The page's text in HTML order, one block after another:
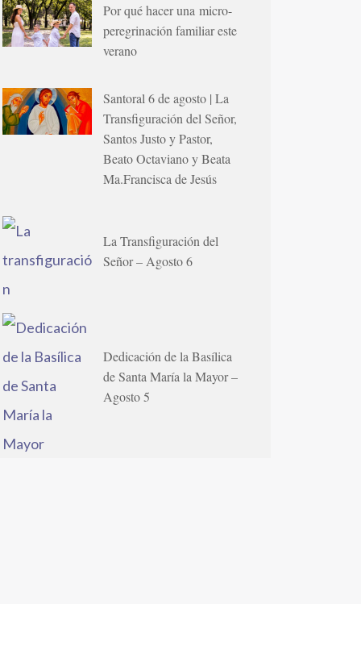
Por qué hacer una micro-
peregrinación familiar este
verano
Santoral 6 de agosto | La
Transfiguración del Señor,
Santos Justo y Pastor,
Beato Octaviano y Beata
Ma.Francisca de Jesús
La Transfiguración del
Señor – Agosto 6
Dedicación de la Basílica
de Santa María la Mayor –
Agosto 5